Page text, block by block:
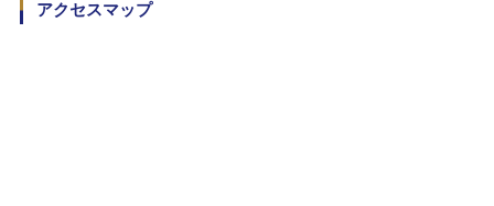
アクセスマップ